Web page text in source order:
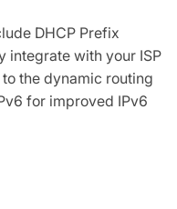
DHCP Prefix
integrate with your ISP
the dynamic routing
for improved IPv6